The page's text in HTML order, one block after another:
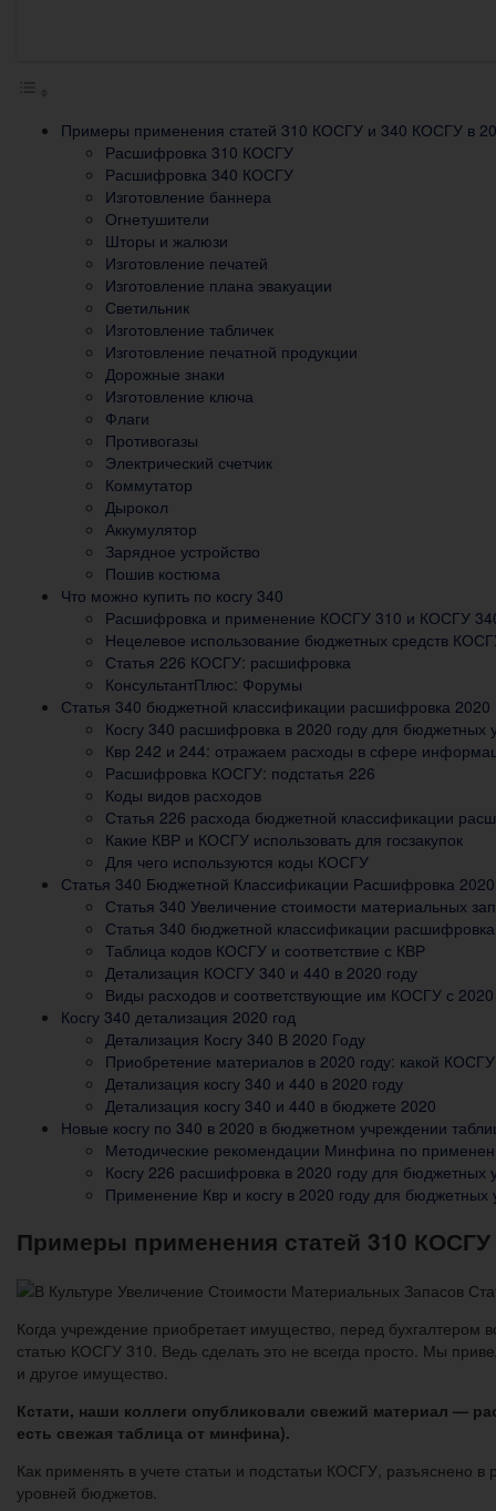
Примеры применения статей 310 КОСГУ и 340 КОСГУ в
Расшифровка 310 КОСГУ
Расшифровка 340 КОСГУ
Изготовление баннера
Огнетушители
Шторы и жалюзи
Изготовление печатей
Изготовление плана эвакуации
Светильник
Изготовление табличек
Изготовление печатной продукции
Дорожные знаки
Изготовление ключа
Флаги
Противогазы
Электрический счетчик
Коммутатор
Дырокол
Аккумулятор
Зарядное устройство
Пошив костюма
Что можно купить по косгу 340
Расшифровка и применение КОСГУ 310 и КОСГУ
Нецелевое использование бюджетных средств
Статья 226 КОСГУ: расшифровка
КонсультантПлюс: Форумы
Статья 340 бюджетной классификации расшифровка 2020
Косгу 340 расшифровка в 2020 году для бюджетных
Квр 242 и 244: отражаем расходы в сфере
Расшифровка КОСГУ: подстатья 226
Коды видов расходов
Статья 226 расхода бюджетной классификации
Какие КВР и КОСГУ использовать для госзакупок
Для чего используются коды КОСГУ
Статья 340 Бюджетной Классификации Расшифровка 2020
Статья 340 Увеличение стоимости материальных
Статья 340 бюджетной классификации
Таблица кодов КОСГУ и соответствие с КВР
Детализация КОСГУ 340 и 440 в 2020 году
Виды расходов и соответствующие им КОСГУ с 2020
Косгу 340 детализация 2020 год
Детализация Косгу 340 В 2020 Году
Приобретение материалов в 2020 году: какой
Детализация косгу 340 и 440 в 2020 году
Детализация косгу 340 и 440 в бюджете 2020
Новые косгу по 340 в 2020 в бюджетном учреждении
Методические рекомендации Минфина по
Косгу 226 расшифровка в 2020 году для бюджетных
Применение Квр и косгу в 2020 году для бюджетных
Примеры применения статей 310
Когда учреждение приобретает имущество, перед
статью КОСГУ 310. Ведь сделать это не всегда просто. Мы
и другое имущество.
Кстати, наши коллеги опубликовали свежий материал —
есть свежая таблица от минфина).
Как применять в учете статьи и подстатьи КОСГУ,
уровней бюджетов.